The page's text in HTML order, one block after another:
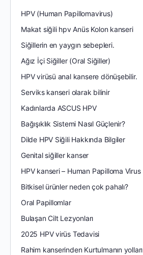
HPV (Human Papillomavirus)
Makat siğili hpv Anüs Kolon kanseri
Siğillerin en yaygın sebepleri.
Ağız İçi Siğiller (Oral Siğiller)
HPV virüsü anal kansere dönüşebilir.
Serviks kanseri olarak bilinir
Kadınlarda ASCUS HPV
Bağışıklık Sistemi Nasıl Güçlenir?
Dilde HPV Siğili Hakkında Bilgiler
Genital siğiller kanser
HPV kanseri – Human Papilloma Virus
Bitkisel ürünler neden çok pahalı?
Oral Papillomlar
Bulaşan Cilt Lezyonları
2025 HPV virüs Tedavisi
Rahim kanserinden Kurtulmanın yolları